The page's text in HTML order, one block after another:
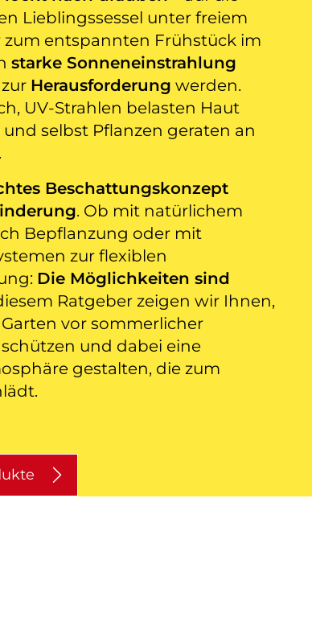
Lieblingssessel unter freiem
zum entspannten Frühstück im
starke Sonneneinstrahlung
Herausforderung werden.
UV-Strahlen belasten Haut
selbst Pflanzen geraten an
Beschattungskonzept
. Ob mit natürlichem
Bepflanzung oder mit
zur flexiblen
Die Möglichkeiten sind
Ratgeber zeigen wir Ihnen,
vor sommerlicher
und dabei eine
gestalten, die zum